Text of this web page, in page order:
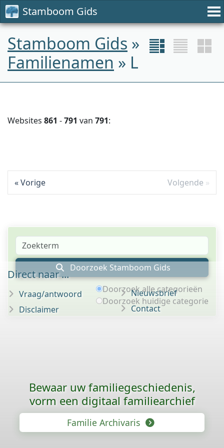
Stamboom Gids
Stamboom Gids »
Familienamen » L
Websites 861 -791 van 791:
Vorige Volgende
Doorzoek Stamboom Gids
Doorzoek alle categorieën
Doorzoek huidige categorie
Direct naar ...
Vraag/antwoord
Disclaimer
Nieuwsbrief
Contact
Bewaar uw familie­geschiedenis,
vorm een digitaal familiearchief
Familie Archivaris